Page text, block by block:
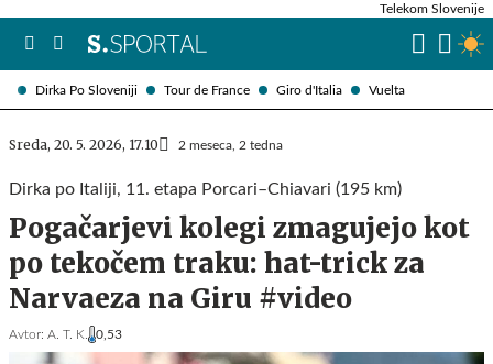
Dirka Po Sloveniji Tour de France Giro d'Italia Vuelta
Telekom Slovenije
Sreda, 20. 5. 2026, 17.10 2 meseca, 2 tedna
Dirka po Italiji, 11. etapa Porcari–Chiavari (195 km)
Pogačarjevi kolegi zmagujejo kot
po tekočem traku: hat-trick za
Narvaeza na Giru #video
Avtor: A. T. K. 0,53